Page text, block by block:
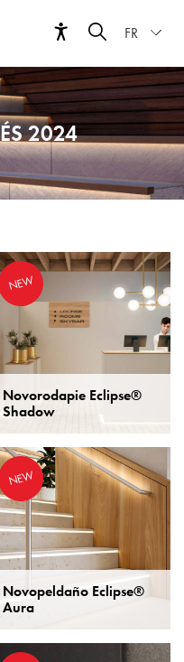
FR
2024
Novorodapie Eclipse®
Shadow
NEW
Novopeldaño Eclipse®
Aura
NEW